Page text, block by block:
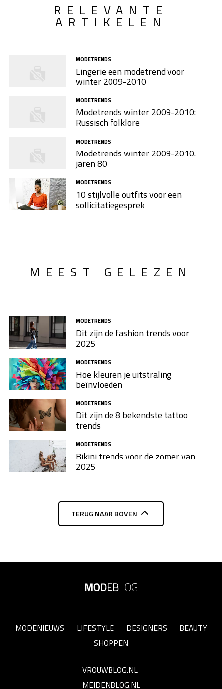
RELEVANTE
ARTIKELEN
MODETRENDS
Lingerie een modetrend voor
winter 2009-2010
MODETRENDS
Modetrends winter 2009-2010:
Russisch folklore
MODETRENDS
Modetrends winter 2009-2010:
jaren 80
MODETRENDS
10 stijlvolle outfits voor een
sollicitatiegesprek
MEEST GELEZEN
MODETRENDS
Dit zijn de fashion trends voor
2025
MODETRENDS
Hoe kleuren je uitstraling
beïnvloeden
MODETRENDS
Dit zijn de 8 bekendste tattoo
trends
MODETRENDS
Bikini trends voor de zomer van
2025
TERUG NAAR BOVEN
MODENIEUWS LIFESTYLE DESIGNERS
BEAUTY
SHOPPEN
VROUWBLOG.NL
MEIDENBLOG.NL